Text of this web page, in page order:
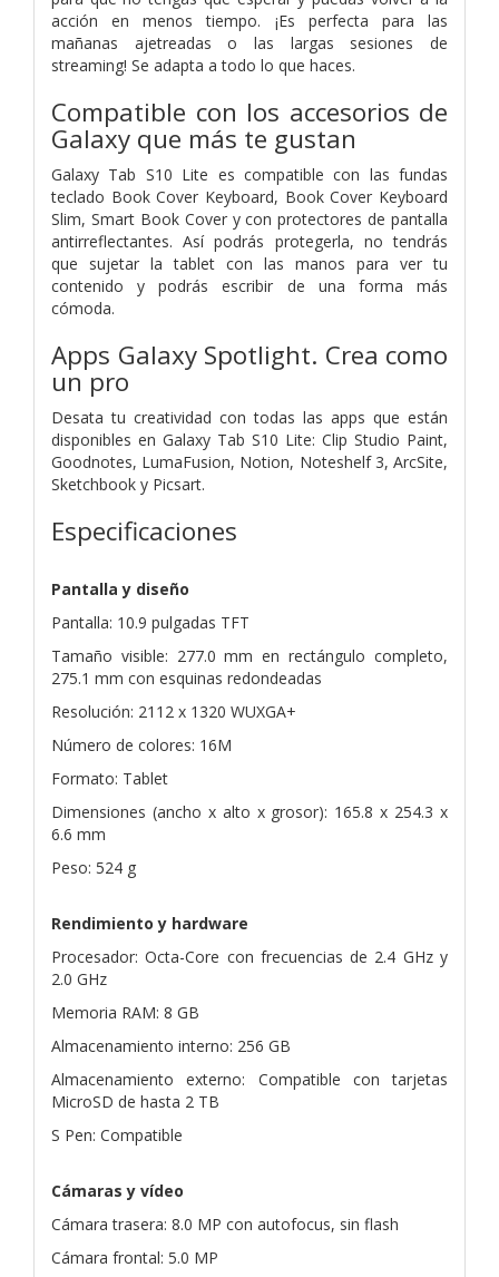
acción en menos tiempo. ¡Es perfecta para las
mañanas ajetreadas o las largas sesiones de
streaming! Se adapta a todo lo que haces.
Compatible con los accesorios de
Galaxy que más te gustan
Galaxy Tab S10 Lite es compatible con las fundas
teclado Book Cover Keyboard, Book Cover Keyboard
Slim, Smart Book Cover y con protectores de pantalla
antirreflectantes. Así podrás protegerla, no tendrás
que sujetar la tablet con las manos para ver tu
contenido y podrás escribir de una forma más
cómoda.
Apps Galaxy Spotlight. Crea como
un pro
Desata tu creatividad con todas las apps que están
disponibles en Galaxy Tab S10 Lite: Clip Studio Paint,
Goodnotes, LumaFusion, Notion, Noteshelf 3, ArcSite,
Sketchbook y Picsart.
Especificaciones
Pantalla y diseño
Pantalla: 10.9 pulgadas TFT
Tamaño visible: 277.0 mm en rectángulo completo,
275.1 mm con esquinas redondeadas
Resolución: 2112 x 1320 WUXGA+
Número de colores: 16M
Formato: Tablet
Dimensiones (ancho x alto x grosor): 165.8 x 254.3 x
6.6 mm
Peso: 524 g
Rendimiento y hardware
Procesador: Octa-Core con frecuencias de 2.4 GHz y
2.0 GHz
Memoria RAM: 8 GB
Almacenamiento interno: 256 GB
Almacenamiento externo: Compatible con tarjetas
MicroSD de hasta 2 TB
S Pen: Compatible
Cámaras y vídeo
Cámara trasera: 8.0 MP con autofocus, sin flash
Cámara frontal: 5.0 MP